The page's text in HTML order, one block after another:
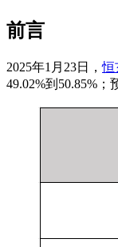
前言
2025年1月23日，恒
49.02%到50.85%